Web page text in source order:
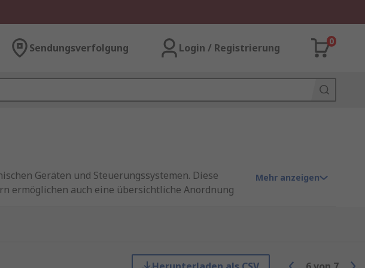
Sendungsverfolgung Login / Registrierung
0
Geräten und Steuerungssystemen. Diese
ermöglichen auch eine übersichtliche Anordnung
Sie in Pultgehäuse, um die Effizienz Ihrer
Mehr anzeigen